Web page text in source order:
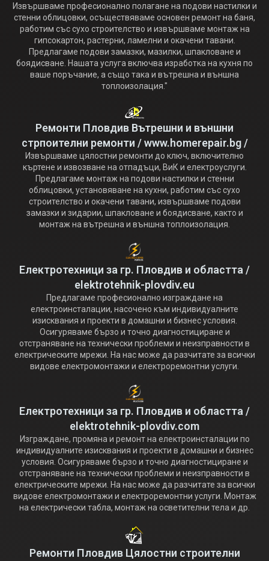
Извършваме професионално полагане на подови настилки и
стенни облицовки, осъществяваме основен ремонт на баня,
работим със сухо строителство и извършваме монтаж на
гипсокартон, растерни, ламелни и окачени тавани.
Предлагаме подови замазки, мазилки, шпакловане и
боядисване. Нашата услуга включва изработка на кухня по
ваше поръчание, а също така и вътрешна и външна
топлоизолация."
Ремонти Пловдив Вътрешни и външни
стрпоителни ремонти / www.homerepair.bg /
Извършваме цялостни ремонти до ключ, включително
къртене и извозване на отпадъци, ВиК и електроуслуги.
Предлагаме монтаж на подови настилки и стенни
облицовки, установяване на кухни, работим със сухо
строителство и окачени тавани, извършваме подови
замазки и зидарии, шпакловане и боядисване, както и
монтаж на вътрешна и външна топлоизолация.
Електротехници за гр. Пловдив и областта /
elektrotehnik-plovdiv.eu
Предлагаме професионално изграждане на
електроинсталации, насочено към индивидуалните
изисквания и проекти в домашни и бизнес условия.
Осигуряваме бързо и точно диагностициране и
отстраняване на технически проблеми и неизправности в
електрическите мрежи. На нас може да разчитате за всички
видове електромонтажи и електроремонтни услуги.
Електротехници за гр. Пловдив и областта /
elektrotehnik-plovdiv.com
Изграждане, промяна и ремонт на електроинсталации по
индивидуалните изисквания и проекти в домашни и бизнес
условия. Осигуряваме бързо и точно диагностициране и
отстраняване на технически проблеми и неизправности в
електрическите мрежи. На нас може да разчитате за всички
видове електромонтажи и електроремонтни услуги. Монтаж
на електрически табла, монтаж на осветителни тела и др.
Ремонти Пловдив Цялостни строителни